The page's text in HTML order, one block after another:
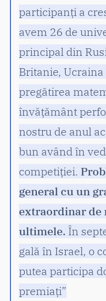
participanți a
avem 26 de
principal din
Britanie,
pregătirea
învățământ
nostru de anul
bun având în
competiției.
general cu un
extraordinar de
ultimele. În
gală în Israel, o
putea participa
premiați”